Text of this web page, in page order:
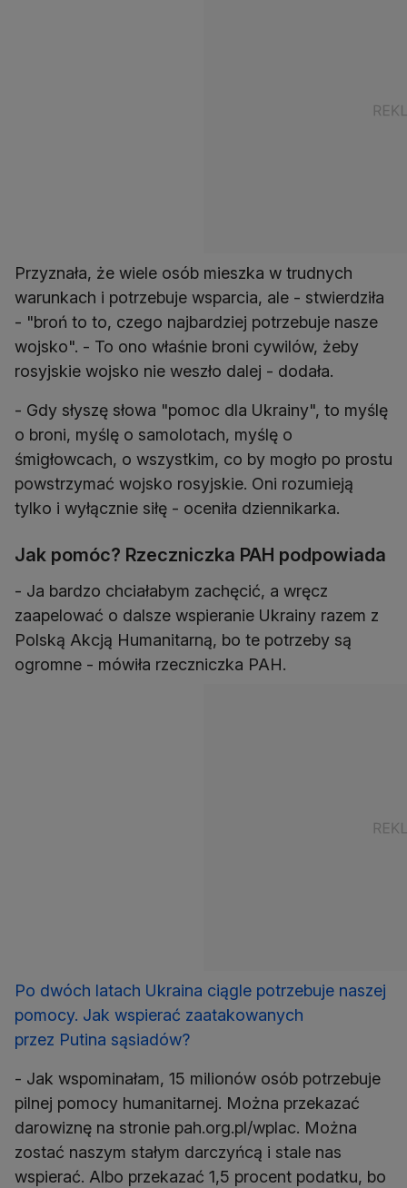
Przyznała, że wiele osób mieszka w trudnych
warunkach i potrzebuje wsparcia, ale - stwierdziła
- "broń to to, czego najbardziej potrzebuje nasze
wojsko". - To ono właśnie broni cywilów, żeby
rosyjskie wojsko nie weszło dalej - dodała.
- Gdy słyszę słowa "pomoc dla Ukrainy", to myślę
o broni, myślę o samolotach, myślę o
śmigłowcach, o wszystkim, co by mogło po prostu
powstrzymać wojsko rosyjskie. Oni rozumieją
tylko i wyłącznie siłę - oceniła dziennikarka.
Jak pomóc? Rzeczniczka PAH podpowiada
- Ja bardzo chciałabym zachęcić, a wręcz
zaapelować o dalsze wspieranie Ukrainy razem z
Polską Akcją Humanitarną, bo te potrzeby są
ogromne - mówiła rzeczniczka PAH.
Po dwóch latach Ukraina ciągle potrzebuje naszej
pomocy. Jak wspierać zaatakowanych
przez Putina sąsiadów?
- Jak wspominałam, 15 milionów osób potrzebuje
pilnej pomocy humanitarnej. Można przekazać
darowiznę na stronie pah.org.pl/wplac. Można
zostać naszym stałym darczyńcą i stale nas
wspierać. Albo przekazać 1,5 procent podatku, bo